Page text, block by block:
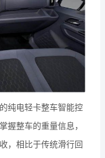
纯电轻卡整车智能控
握整车的重量信息，
，相比于传统滑行回